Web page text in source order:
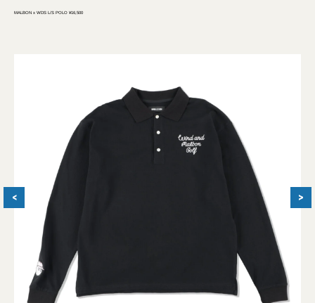
MALBON x WDS L/S POLO ¥16,500
< >